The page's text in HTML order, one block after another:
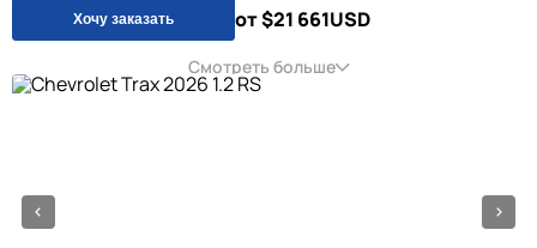
Хочу заказать от $21 661USD
Смотреть больше